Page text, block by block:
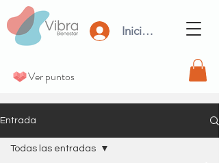
Iniciar Sesión
Ver puntos
Entrada
Todas las entradas